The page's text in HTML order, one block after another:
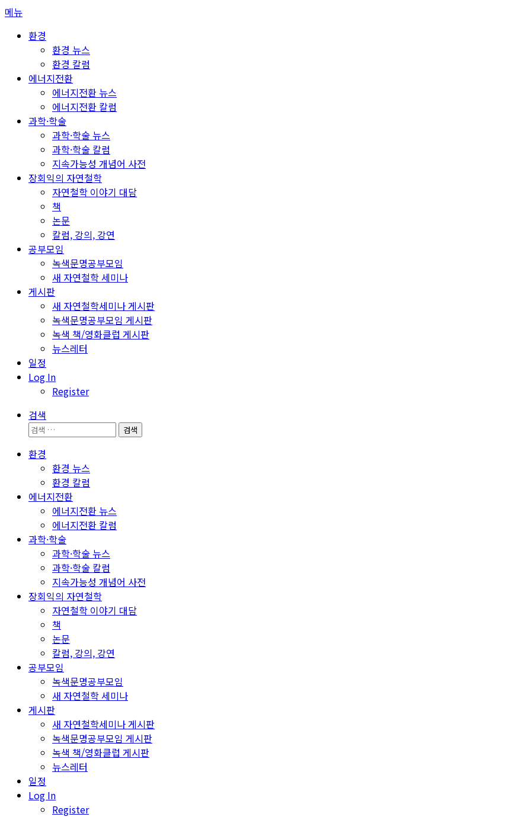
콘
메뉴
환경
환경 뉴스
환경 칼럼
에너지전환
에너지전환 뉴스
에너지전환 칼럼
과학·학술
과학·학술 뉴스
과학·학술 칼럼
지속가능성 개념어 사전
장회익의 자연철학
자연철학 이야기 대담
책
논문
칼럼, 강의, 강연
공부모임
녹색문명공부모임
새 자연철학 세미나
게시판
새 자연철학세미나 게시판
녹색문명공부모임 게시판
녹색 책/영화클럽 게시판
뉴스레터
일정
Log In
Register
검색
검
환경
환경 뉴스
환경 칼럼
에너지전환
에너지전환 뉴스
에너지전환 칼럼
과학·학술
과학·학술 뉴스
과학·학술 칼럼
지속가능성 개념어 사전
장회익의 자연철학
자연철학 이야기 대담
책
논문
칼럼, 강의, 강연
공부모임
녹색문명공부모임
새 자연철학 세미나
게시판
새 자연철학세미나 게시판
녹색문명공부모임 게시판
녹색 책/영화클럽 게시판
뉴스레터
일정
Log In
Register